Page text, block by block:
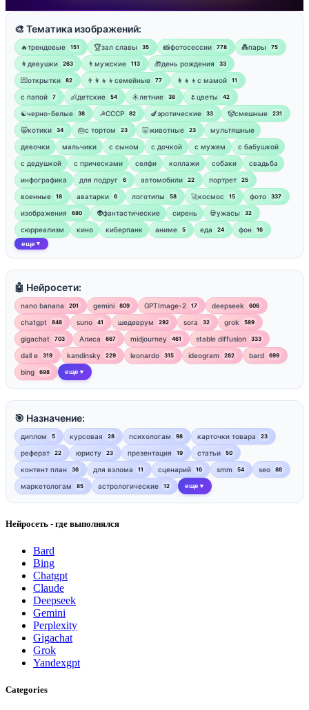
🎨 Тематика изображений:
🔥трендовые 151 🏆зал славы 35 📸фотосессии 778 💑пары 75
👩девушки 263 👨мужские 113 🎁день рождения 33
💌открытки 82 👨‍👩‍👧‍👦семейные 77 👩‍👧‍👦с мамой 11
‍с папой 7 👶детские 54 ☀️летние 38 🌷цветы 42
☯︎черно-белые 38 ☭СССР 82 🍆эротические 33 🤡смешные 231
😸котики 34 🎂с тортом 23 🐷животные 23
мультяшные
девочки
мальчики с сыном с дочкой с мужем
с бабушкой
с дедушкой
с прическами селфи коллажи собаки
свадьба
инфографика
для подруг 6 автомобили 22 портрет 25
военные 18 аватарки 6 логотипы 58 🚀космос 15 фото 337
изображения 680 👽фантастические сирень 💀ужасы 32
сюрреализм кино киберпанк аниме 5 еда 24 фон 16
еще ▼
🤖 Нейросети:
nano banana 201 gemini 809 GPTImage-2 17 deepseek 606
chatgpt 848 suno 41 шедеврум 292 sora 32 grok 589
gigachat 703 Алиса 667 midjourney 461 stable diffusion 333
dall e 319 kandinsky 229 leonardo 315 ideogram 282 bard 699
bing 698 еще ▼
🎯 Назначение:
диплом 5 курсовая 28 психологам 98 карточки товара 23
реферат 22 юристу 23 презентация 19 статьи 50
контент план 36 для взлома 11 сценарий 16 smm 54 seo 88
маркетологам 85 астрологические 12 еще ▼
Нейросеть - где выполнялся
Bard
Bing
Chatgpt
Claude
Deepseek
Gemini
Perplexity
Gigachat
Grok
Yandexgpt
Categories